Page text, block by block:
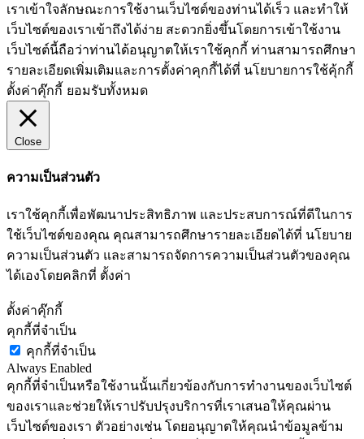
เราเข้าใจลักษณะการใช้งานเว็บไซต์ของท่านได้เร็ว และทำให้
เว็บไซต์ของเราเข้าถึงได้ง่าย สะดวกยิ่งขึ้นโดยการเข้าใช้งาน
เว็บไซต์นี้ถือว่าท่านได้อนุญาตให้เราใช้คุกกี้ ท่านสามารถศึกษา
รายละเอียดเพิ่มเติมและการตั้งค่าคุกกี้ได้ที่ นโยบายการใช้คุ้กกี้
ตั้งค่าคุ๊กกี้ ยอมรับทั้งหมด
Close
ความเป็นส่วนตัว
เราใช้คุกกี้เพื่อพัฒนาประสิทธิภาพ และประสบการณ์ที่ดีในการ
ใช้เว็บไซต์ของคุณ คุณสามารถศึกษารายละเอียดได้ที่ นโยบาย
ความเป็นส่วนตัว และสามารถจัดการความเป็นส่วนตัวของคุณ
ได้เองโดยคลิกที่ ตั้งค่า
ตั้งค่าคุ๊กกี้
คุกกี้ที่จำเป็น
คุกกี้ที่จำเป็น
Always Enabled
คุกกี้ที่จำเป็นหรือใช้งานนั้นเกี่ยวข้องกับการทำงานของเว็บไซต์
ของเราและช่วยให้เราปรับปรุงบริการที่เราเสนอให้คุณผ่าน
เว็บไซต์ของเรา ตัวอย่างเช่น โดยอนุญาตให้คุณนำข้อมูลข้าม